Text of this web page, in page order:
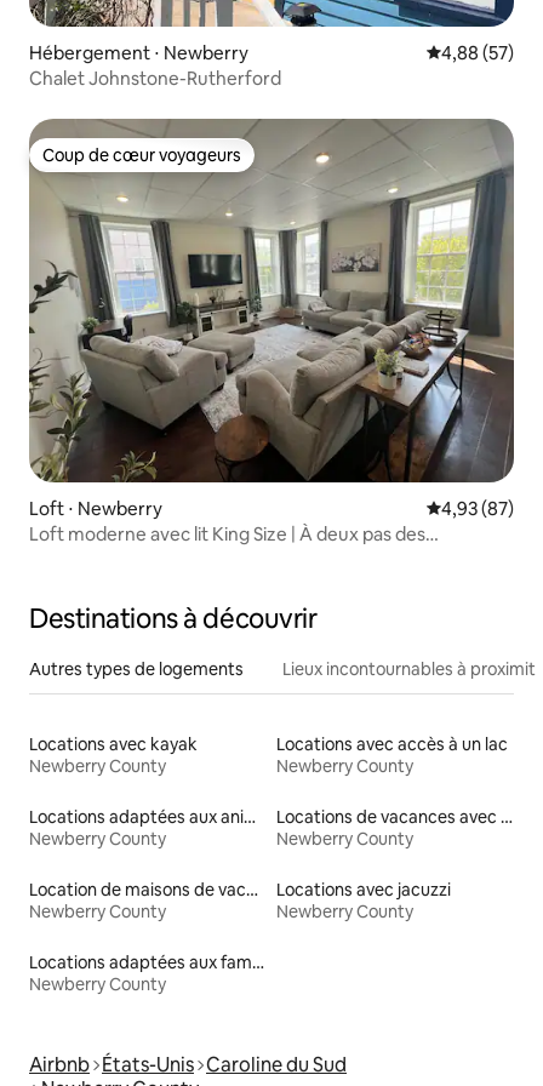
Hébergement ⋅ Newberry Évaluation
4,88 (57)
Chalet Johnstone-Rutherford
Coup de cœur voyageurs
Coup de cœur voyageurs
Loft ⋅ Newberry Évaluation
4,93 (87)
Loft moderne avec lit King Size | À deux pas des
Destinations à découvrir
Autres types de logements Lieux incontournables à
Locations avec kayak
Newberry County
Locations avec accès à un lac
Newberry County
Locations adaptées aux animaux
Newberry County
Locations de vacances avec piscine
Newberry County
Location de maisons de vacances
Newberry County
Locations avec jacuzzi
Newberry County
Locations adaptées aux familles
Newberry County
Airbnb États-Unis Caroline du Sud